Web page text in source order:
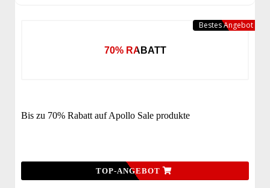
70% RABATT
Bis zu 70% Rabatt auf Apollo Sale produkte
TOP-ANGEBOT
Bestes Angebot